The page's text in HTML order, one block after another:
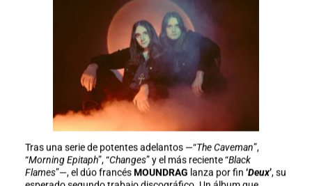
Tras una serie de potentes adelantos —“The Caveman”,
“Morning Epitaph”, “Changes” y el más reciente “Black
Flames”—, el dúo francésMOUNDRAG lanza por fin ‘Deux’, su